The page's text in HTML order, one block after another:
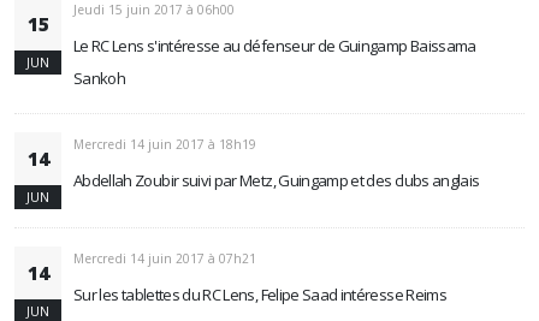
15
JUN
Jeudi 15 juin 2017 à 06h00
Le RC Lens s'intéresse au défenseur de Guingamp Baissama
Sankoh
14
JUN
Mercredi 14 juin 2017 à 18h19
Abdellah Zoubir suivi par Metz, Guingamp et des clubs anglais
14
JUN
Mercredi 14 juin 2017 à 07h21
Sur les tablettes du RC Lens, Felipe Saad intéresse Reims